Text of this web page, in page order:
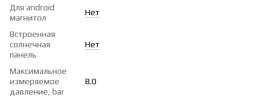
Для android
магнитол
Нет
Встроенная
солнечная
панель
Нет
Максимальное
измеряемое
давление, bar
8.0